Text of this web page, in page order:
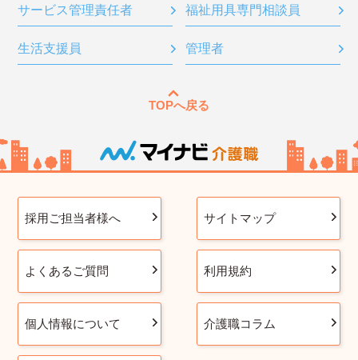
サービス管理責任者 福祉用具専門相談員
生活支援員 管理者
TOPへ戻る
採用ご担当者様へ サイトマップ
よくあるご質問 利用規約
個人情報について 介護職コラム